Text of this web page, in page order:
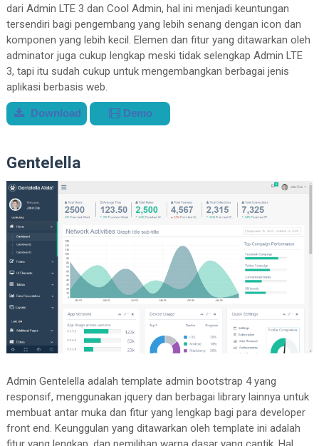
dari Admin LTE 3 dan Cool Admin, hal ini menjadi keuntungan
tersendiri bagi pengembang yang lebih senang dengan icon dan
komponen yang lebih kecil. Elemen dan fitur yang ditawarkan oleh
adminator juga cukup lengkap meski tidak selengkap Admin LTE
3, tapi itu sudah cukup untuk mengembangkan berbagai jenis
aplikasi berbasis web.
Download Demo
Gentelella
Admin Gentelella adalah template admin bootstrap 4 yang
responsif, menggunakan jquery dan berbagai library lainnya untuk
membuat antar muka dan fitur yang lengkap bagi para developer
front end. Keunggulan yang ditawarkan oleh template ini adalah